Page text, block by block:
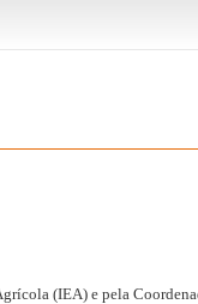
(IEA) e pela